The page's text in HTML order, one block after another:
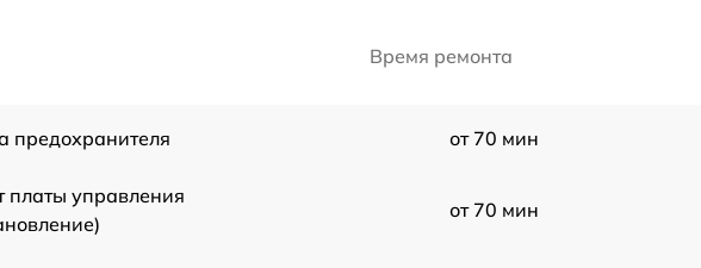
Время ремонта
предохранителя от 70 мин
платы управления
от 70 мин